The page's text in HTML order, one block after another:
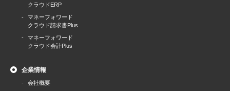
クラウドERP
マネーフォワード
クラウド請求書Plus
マネーフォワード
クラウド会計Plus
企業情報
会社概要